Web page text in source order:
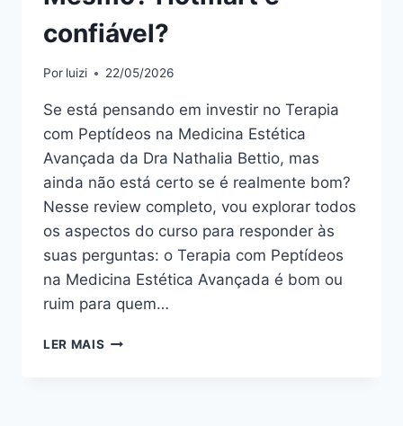
confiável?
Por luizi 22/05/2026
Se está pensando em investir no Terapia
com Peptídeos na Medicina Estética
Avançada da Dra Nathalia Bettio, mas
ainda não está certo se é realmente bom?
Nesse review completo, vou explorar todos
os aspectos do curso para responder às
suas perguntas: o Terapia com Peptídeos
na Medicina Estética Avançada é bom ou
ruim para quem…
LER MAIS TERAPIA